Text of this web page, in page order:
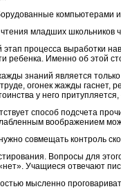
компьютерами
младших школьников
процесса выработки
ребенка. Именно об этой
знаний является
огонек жажды гаснет,
у него
способ подсчета
воображением
совмещать контроль
Вопросы для
Учащиеся отвечают
мысленно